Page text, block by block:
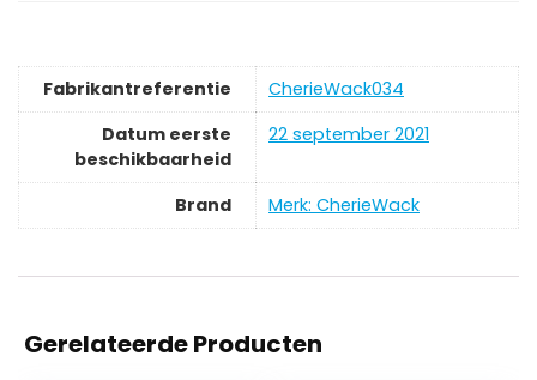
Fabrikantreferentie
CherieWack034
Datum eerste
beschikbaarheid
22 september 2021
Brand Merk: CherieWack
Gerelateerde Producten